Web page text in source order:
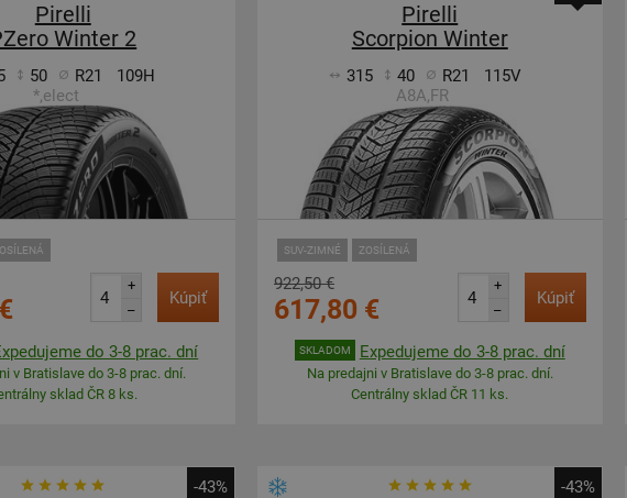
Pirelli
Winter 2
50 R21
109H
*,elect
+
–
Kúpiť
do 3-8 prac. dní
v Bratislave do 3-8 prac. dní.
sklad ČR 8 ks.
Pirelli
Scorpion Winter
315 40 R21
115V
A8A,FR
SUV-ZIMNÉ ZOSÍLENÁ
922,50 €
617,80 €
+
–
Kúpiť
SKLADOM Expedujeme do 3-8 prac. dní
Na predajni v Bratislave do 3-8 prac. dní.
Centrálny sklad ČR 11 ks.
-43% -43%